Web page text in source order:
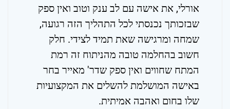
אורלי, את אישה עם לב ענק וטוב ואין ספק
שבזכותך נכנסתי לכל התהליך הזה רגועה,
שמחה ומרגישה שאת תמיד לצידי. חלק
חשוב בהחלמה טובה מהניתוח זה רמת
המתח שחווים ואין ספק שדר' מאייר בחר
באישה המושלמת להשלים את המקצועיות
שלו בחום ואהבה אמיתית.